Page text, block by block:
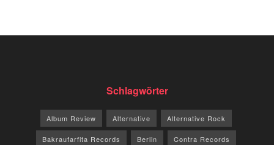
Schlagwörter
Album Review Alternative Alternative Rock
Bakraufarfita Records Berlin Contra Records